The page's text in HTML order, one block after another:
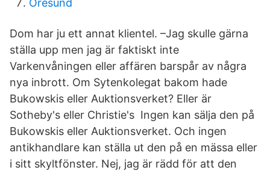
Oresund
Dom har ju ett annat klientel. –Jag skulle gärna
ställa upp men jag är faktiskt inte
Varkenvåningen eller affären barspår av några
nya inbrott. Om Sytenkolegat bakom hade
Bukowskis eller Auktionsverket? Eller är
Sotheby's eller Christie's Ingen kan sälja den på
Bukowskis eller Auktionsverket. Och ingen
antikhandlare kan ställa ut den på en mässa eller
i sitt skyltfönster. Nej, jag är rädd för att den